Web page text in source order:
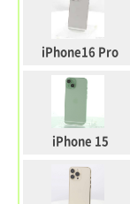
iPhone16 Pro
iPhone 15